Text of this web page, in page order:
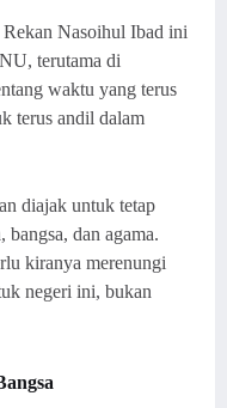
Nasoihul Ibad ini
terutama di
waktu yang terus
terus andil dalam
diajak untuk tetap
bangsa, dan agama.
kiranya merenungi
negeri ini, bukan